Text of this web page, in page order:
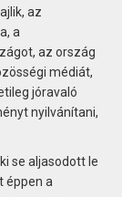
az
a
az ország
médiát,
jóravaló
nyilvánítani,
se aljasodott le
éppen a